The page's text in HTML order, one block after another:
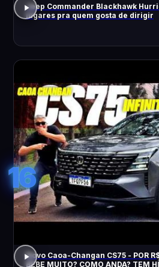
Jeep Commander Blackhawk
lugares pra quem gosta de dirigir
16
Novo Caoa-Changan CS75 - POR
BEBE MUITO? COMO ANDA? TEM